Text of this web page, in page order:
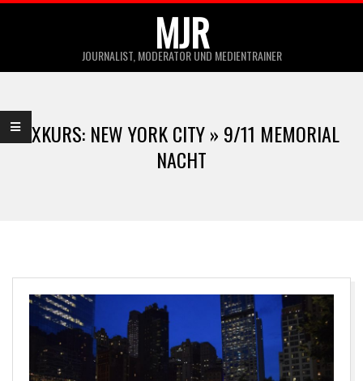
MJR
JOURNALIST, MODERATOR UND MEDIENTRAINER
MenuEXKURS: NEW YORK CITY » 9/11 MEMORIAL
NACHT